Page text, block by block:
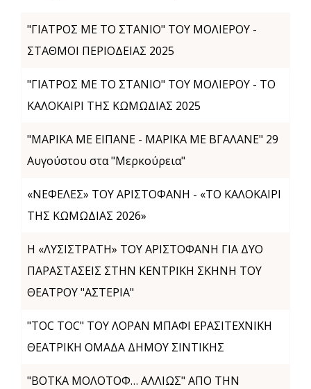
"ΓΙΑΤΡΟΣ ΜΕ ΤΟ ΣΤΑΝΙΟ" ΤΟΥ ΜΟΛΙΕΡΟΥ -
ΣΤΑΘΜΟΙ ΠΕΡΙΟΔΕΙΑΣ 2025
"ΓΙΑΤΡΟΣ ΜΕ ΤΟ ΣΤΑΝΙΟ" ΤΟΥ ΜΟΛΙΕΡΟΥ - ΤΟ
ΚΑΛΟΚΑΙΡΙ ΤΗΣ ΚΩΜΩΔΙΑΣ 2025
"ΜΑΡΙΚΑ ΜΕ ΕΙΠΑΝΕ - ΜΑΡΙΚΑ ΜΕ ΒΓΑΛΑΝΕ" 29
Αυγούστου στα "Μερκούρεια"
«ΝΕΦΕΛΕΣ» ΤΟΥ ΑΡΙΣΤΟΦΑΝΗ - «ΤΟ ΚΑΛΟΚΑΙΡΙ
ΤΗΣ ΚΩΜΩΔΙΑΣ 2026»
Η «ΛΥΣΙΣΤΡΑΤΗ» ΤΟΥ ΑΡΙΣΤΟΦΑΝΗ ΓΙΑ ΔΥΟ
ΠΑΡΑΣΤΑΣΕΙΣ ΣΤΗΝ ΚΕΝΤΡΙΚΗ ΣΚΗΝΗ ΤΟΥ
ΘΕΑΤΡΟΥ "ΑΣΤΕΡΙΑ"
"TOC TOC" ΤΟΥ ΛΟΡΑΝ ΜΠΑΦΙ ΕΡΑΣΙΤΕΧΝΙΚΗ
ΘΕΑΤΡΙΚΗ ΟΜΑΔΑ ΔΗΜΟΥ ΣΙΝΤΙΚΗΣ
"ΒΟΤΚΑ ΜΟΛΟΤΟΦ… ΑΛΛΙΩΣ" ΑΠΟ ΤΗΝ